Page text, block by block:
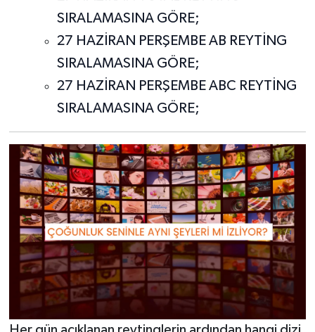
SIRALAMASINA GÖRE;
27 HAZİRAN PERŞEMBE AB REYTİNG
SIRALAMASINA GÖRE;
27 HAZİRAN PERŞEMBE ABC REYTİNG
SIRALAMASINA GÖRE;